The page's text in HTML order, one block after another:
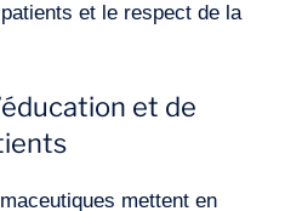
et le respect de la
et de
mettent en